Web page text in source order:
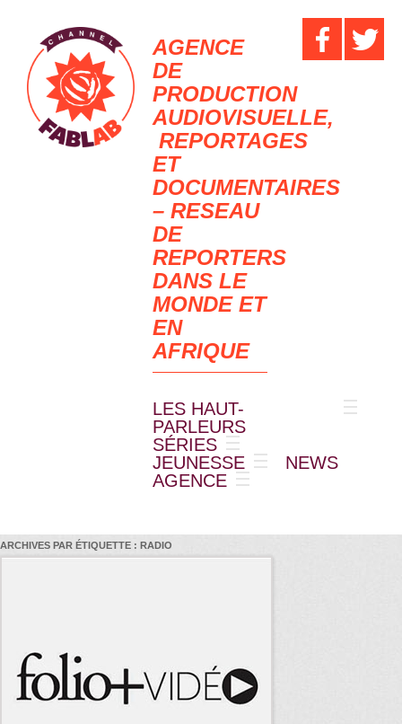
AGENCE
DE
PRODUCTION
AUDIOVISUELLE,
REPORTAGES
ET
DOCUMENTAIRES
– RESEAU
DE
REPORTERS
DANS LE
MONDE ET
EN
AFRIQUE
LES HAUT-
PARLEURS
SÉRIES
JEUNESSE
NEWS
AGENCE
ARCHIVES PAR ÉTIQUETTE : RADIO